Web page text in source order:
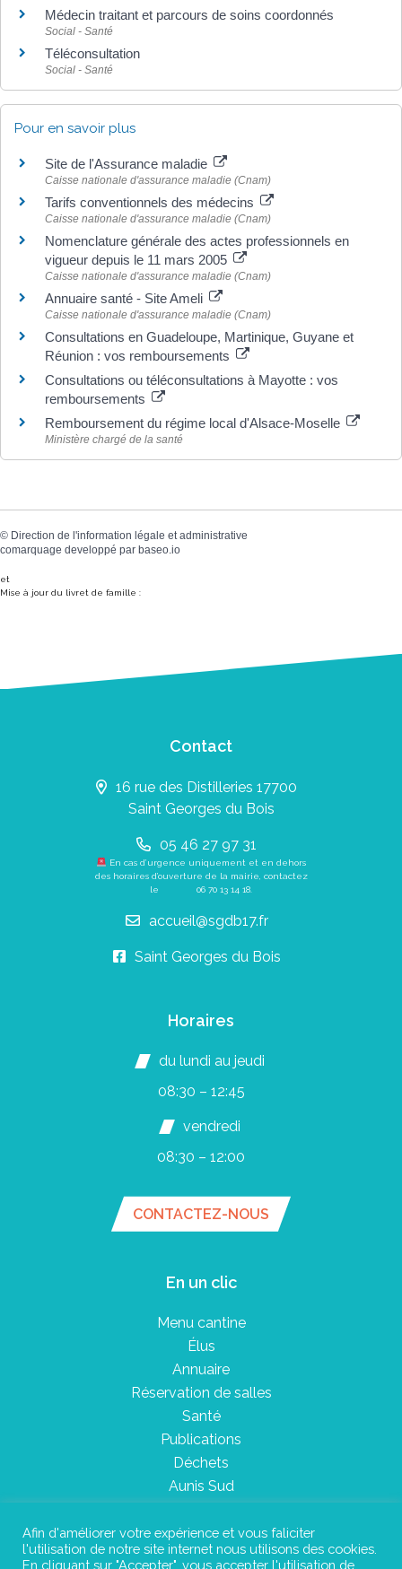
Médecin traitant et parcours de soins coordonnés
Social - Santé
Téléconsultation
Social - Santé
Pour en savoir plus
Site de l'Assurance maladie
Caisse nationale d'assurance maladie (Cnam)
Tarifs conventionnels des médecins
Caisse nationale d'assurance maladie (Cnam)
Nomenclature générale des actes professionnels en
vigueur depuis le 11 mars 2005
Caisse nationale d'assurance maladie (Cnam)
Annuaire santé - Site Ameli
Caisse nationale d'assurance maladie (Cnam)
Consultations en Guadeloupe, Martinique, Guyane et
Réunion : vos remboursements
Consultations ou téléconsultations à Mayotte : vos
remboursements
Remboursement du régime local d'Alsace-Moselle
Ministère chargé de la santé
© Direction de l'information légale et administrative
comarquage developpé par baseo.io
et
Mise à jour du livret de famille :
Contact
16 rue des Distilleries 17700
Saint Georges du Bois
05 46 27 97 31
En cas d’urgence uniquement et en dehors
des horaires d’ouverture de la mairie, contactez
le 06 70 13 14 18.
accueil@sgdb17.fr
Saint Georges du Bois
Horaires
du lundi au jeudi
08:30 – 12:45
vendredi
08:30 – 12:00
CONTACTEZ-NOUS
En un clic
Menu cantine
Élus
Annuaire
Réservation de salles
Santé
Publications
Déchets
Aunis Sud
Plan du site
Afin d'améliorer votre expérience et vous faliciter
l'utilisation de notre site internet nous utilisons des cookies.
En cliquant sur "Accepter", vous accepter l'utilisation de